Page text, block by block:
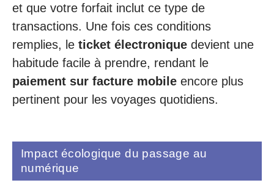
et que votre forfait inclut ce type de
transactions. Une fois ces conditions
remplies, le ticket électronique devient une
habitude facile à prendre, rendant le
paiement sur facture mobile encore plus
pertinent pour les voyages quotidiens.
Impact écologique du passage au
numérique